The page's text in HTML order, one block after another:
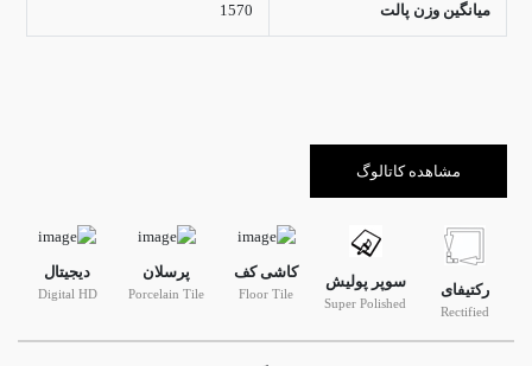
میانگین وزن پالت 1570
مشاهده کاتالوگ
رکتیفای
Rectified
سوپر پولیش
Super Polished
کاشی کف
Floor Tile
پرسلان
Porcelain Tile
دیجیتال
Digital HD